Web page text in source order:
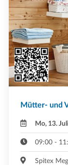
Mütter- und
Mo, 13.
09:00 -
Spitex